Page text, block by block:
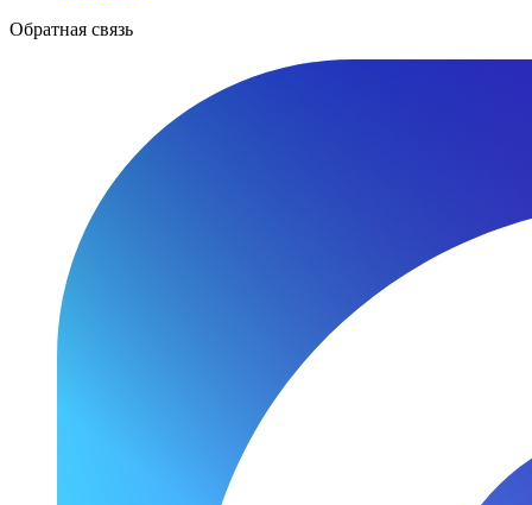
Обратная связь